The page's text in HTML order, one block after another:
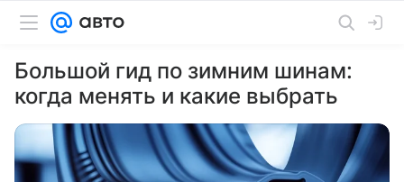
Большой гид по зимним шинам:
когда менять и какие выбрать